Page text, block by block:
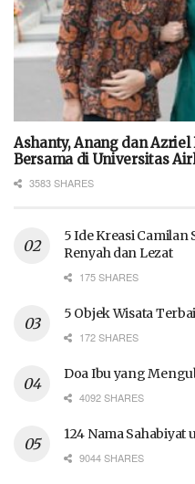
Ashanty, Anang dan Azriel
Bersama di Universitas
3583 SHARES
5 Ide Kreasi Camilan
Renyah dan Lezat
175 SHARES
5 Objek Wisata
172 SHARES
Doa Ibu yang
4092 SHARES
124 Nama
9044 SHARES